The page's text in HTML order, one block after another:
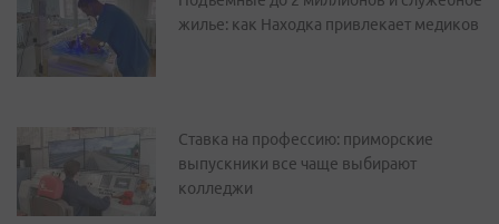
жилье: как Находка привлекает медиков
Ставка на профессию: приморские
выпускники все чаще выбирают
колледжи